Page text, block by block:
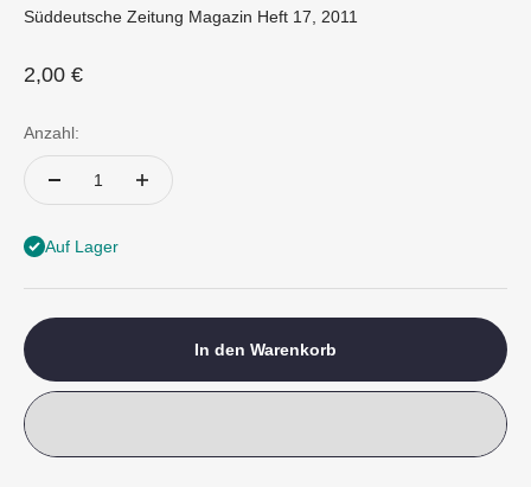
Süddeutsche Zeitung Magazin Heft 17, 2011
Angebot
2,00 €
Anzahl:
Auf Lager
In den Warenkorb